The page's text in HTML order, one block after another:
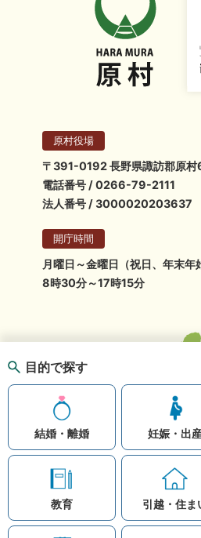
目的で探す
結婚・離婚 妊娠・出
教育 引越・住ま
原村役場
〒391-0192 長野県諏訪郡原
電話番号 / 0266-79-2111
法人番号 / 3000020203637
開庁時間
月曜日～金曜日（祝日、年末年
8時30分～17時15分